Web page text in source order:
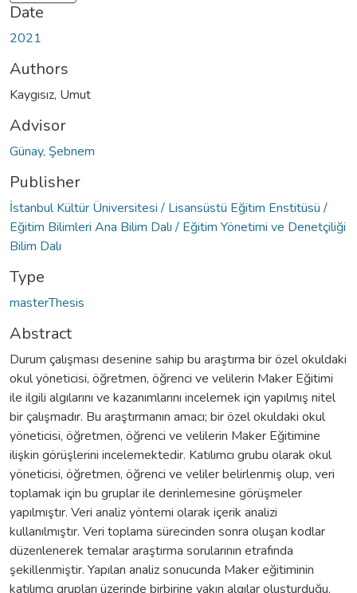
Date
2021
Authors
Kaygısız, Umut
Advisor
Günay, Şebnem
Publisher
İstanbul Kültür Üniversitesi / Lisansüstü Eğitim Enstitüsü /
Eğitim Bilimleri Ana Bilim Dalı / Eğitim Yönetimi ve Denetçiliği
Bilim Dalı
Type
masterThesis
Abstract
Durum çalışması desenine sahip bu araştırma bir özel okuldaki
okul yöneticisi, öğretmen, öğrenci ve velilerin Maker Eğitimi
ile ilgili algılarını ve kazanımlarını incelemek için yapılmış nitel
bir çalışmadır. Bu araştırmanın amacı; bir özel okuldaki okul
yöneticisi, öğretmen, öğrenci ve velilerin Maker Eğitimine
ilişkin görüşlerini incelemektedir. Katılımcı grubu olarak okul
yöneticisi, öğretmen, öğrenci ve veliler belirlenmiş olup, veri
toplamak için bu gruplar ile derinlemesine görüşmeler
yapılmıştır. Veri analiz yöntemi olarak içerik analizi
kullanılmıştır. Veri toplama sürecinden sonra oluşan kodlar
düzenlenerek temalar araştırma sorularının etrafında
şekillenmiştir. Yapılan analiz sonucunda Maker eğitiminin
katılımcı grupları üzerinde birbirine yakın algılar oluşturduğu,